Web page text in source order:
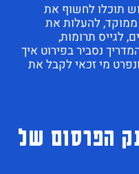
תוכלו לחשוף את
להעלות את
לגייס תרומות,
נסביר בפירוט איך
מי זכאי לקבל את
הפרסום של